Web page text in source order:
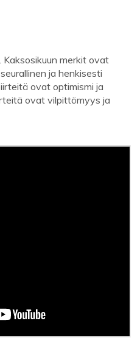
. Kaksosikuun merkit ovat
ja henkisesti
ovat optimismi ja
ovat vilpittömyys ja